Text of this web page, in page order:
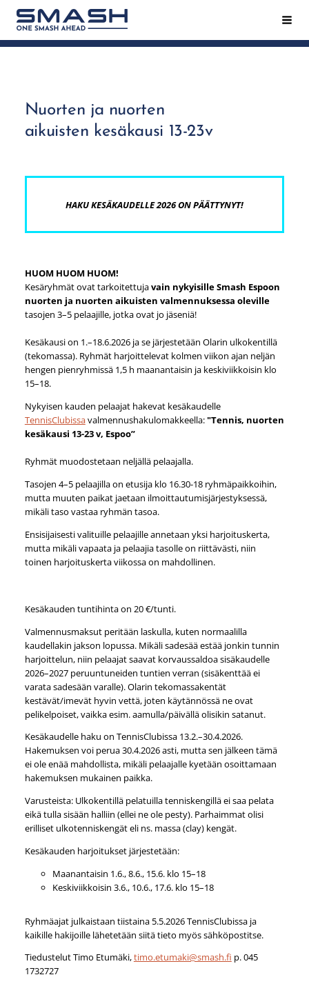
Siirry
sivun
sisältöön
Smash ry - Suomen suurin mailapeliseura
Nuorten ja nuorten
aikuisten kesäkausi 13-23v
HAKU KESÄKAUDELLE 2026 ON PÄÄTTYNYT!
HUOM HUOM HUOM!
Kesäryhmät ovat tarkoitettujavain nykyisille Smash Espoon
nuorten ja nuorten aikuisten valmennuksessa oleville
tasojen 3–5 pelaajille, jotka ovat jo jäseniä!
Kesäkausi on 1.–18.6.2026 ja se järjestetään Olarin ulkokentillä
(tekomassa). Ryhmät harjoittelevat kolmen viikon ajan neljän
hengen pienryhmissä 1,5 h maanantaisin ja keskiviikkoisin klo
15–18.
Nykyisen kauden pelaajat hakevat kesäkaudelle
TennisClubissavalmennushakulomakkeella:"Tennis, nuorten
kesäkausi 13-23 v, Espoo”
Ryhmät muodostetaan neljällä pelaajalla.
Tasojen 4–5 pelaajilla on etusija klo 16.30-18 ryhmäpaikkoihin,
mutta muuten paikat jaetaan ilmoittautumisjärjestyksessä,
mikäli taso vastaa ryhmän tasoa.
Ensisijaisesti valituille pelaajille annetaan yksi harjoituskerta,
mutta mikäli vapaata ja pelaajia tasolle on riittävästi, niin
toinen harjoituskerta viikossa on mahdollinen.
Kesäkauden tuntihinta on 20 €/tunti.
Valmennusmaksut peritään laskulla, kuten normaalilla
kaudellakin jakson lopussa. Mikäli sadesää estää jonkin tunnin
harjoittelun, niin pelaajat saavat korvaussaldoa sisäkaudelle
2026–2027 peruuntuneiden tuntien verran (sisäkenttää ei
varata sadesään varalle). Olarin tekomassakentät
kestävät/imevät hyvin vettä, joten käytännössä ne ovat
pelikelpoiset, vaikka esim. aamulla/päivällä olisikin satanut.
Kesäkaudelle haku on TennisClubissa 13.2.–30.4.2026.
Hakemuksen voi perua 30.4.2026 asti, mutta sen jälkeen tämä
ei ole enää mahdollista, mikäli pelaajalle kyetään osoittamaan
hakemuksen mukainen paikka.
Varusteista: Ulkokentillä pelatuilla tenniskengillä ei saa pelata
eikä tulla sisään halliin (ellei ne ole pesty). Parhaimmat olisi
erilliset ulkotenniskengät eli ns. massa (clay) kengät.
Kesäkauden harjoitukset järjestetään:
Maanantaisin 1.6., 8.6., 15.6. klo 15–18
Keskiviikkoisin 3.6., 10.6., 17.6. klo 15–18
Ryhmäajat julkaistaan tiistaina 5.5.2026 TennisClubissa ja
kaikille hakijoille lähetetään siitä tieto myös sähköpostitse.
Tiedustelut Timo Etumäki,timo.etumaki@smash.fi p. 045
1732727